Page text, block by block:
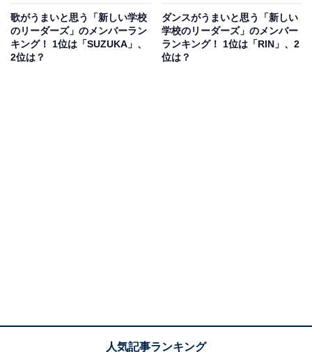
レーズが癖になるから」（北海道／20代女性）、「ダン
ス構成と独特なリズムテンポが良い」（神奈川県／30代
女性）などのコメントが寄せられました。
歌がうまいと思う「新しい学校
のリーダーズ」のメンバーラン
キング！ 1位は「SUZUKA」、
2位は？
ダンスがうまいと思う「新しい
学校のリーダーズ」のメンバー
ランキング！ 1位は「RIN」、2
位は？